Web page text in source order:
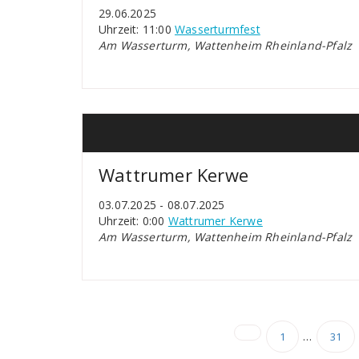
29.06.2025
Uhrzeit: 11:00 Wasserturmfest
Am Wasserturm, Wattenheim Rheinland-Pfalz
Wattrumer Kerwe
03.07.2025 - 08.07.2025
Uhrzeit: 0:00 Wattrumer Kerwe
Am Wasserturm, Wattenheim Rheinland-Pfalz
1 … 31